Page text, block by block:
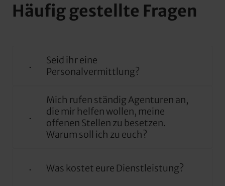
Häufig gestellte Fragen
Seid ihr eine
Personalvermittlung?
Personalvermittlung. Wir sind eine
Beratungs- und Marketing-Agentur.
Mit der Hilfe unserer Werkzeuge
Abteilung – dabei, ausreichend
Mich rufen ständig Agenturen an,
die mir helfen wollen, meine
offenen Stellen zu besetzen.
Warum soll ich zu euch?
Erfahrung in Ihrer Branche hat und auch
Was kostet eure Dienstleistung?